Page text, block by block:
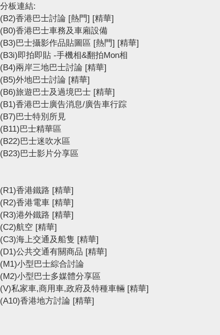
分板連結:
(B2)香港巴士討論 [熱門] [精華]
(B0)香港巴士車務及車廂設備
(B3)巴士攝影作品貼圖區 [熱門] [精華]
(B3i)即拍即貼 -手機相&翻拍Mon相
(B4)兩岸三地巴士討論 [精華]
(B5)外地巴士討論 [精華]
(B6)旅遊巴士及過境巴士 [精華]
(B1)香港巴士廣告消息/廣告車行踪
(B7)巴士特別所見
(B11)巴士精華區
(B22)巴士迷吹水區
(B23)巴士影片分享區
(R1)香港鐵路 [精華]
(R2)香港電車 [精華]
(R3)港外鐵路 [精華]
(C2)航空 [精華]
(C3)海上交通及船隻 [精華]
(D1)公共交通有關商品 [精華]
(M1)小型巴士綜合討論
(M2)小型巴士多媒體分享區
(V)私家車,商用車,政府及特種車輛 [精華]
(A10)香港地方討論 [精華]